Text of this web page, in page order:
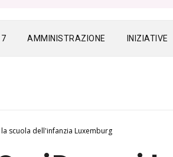
AMMINISTRAZIONE INIZIATIVE
scuola dell'infanzia Luxemburg